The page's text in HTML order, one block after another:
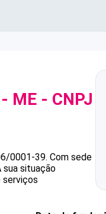
ME - CNPJ
0001-39. Com sede
sua situação
serviços